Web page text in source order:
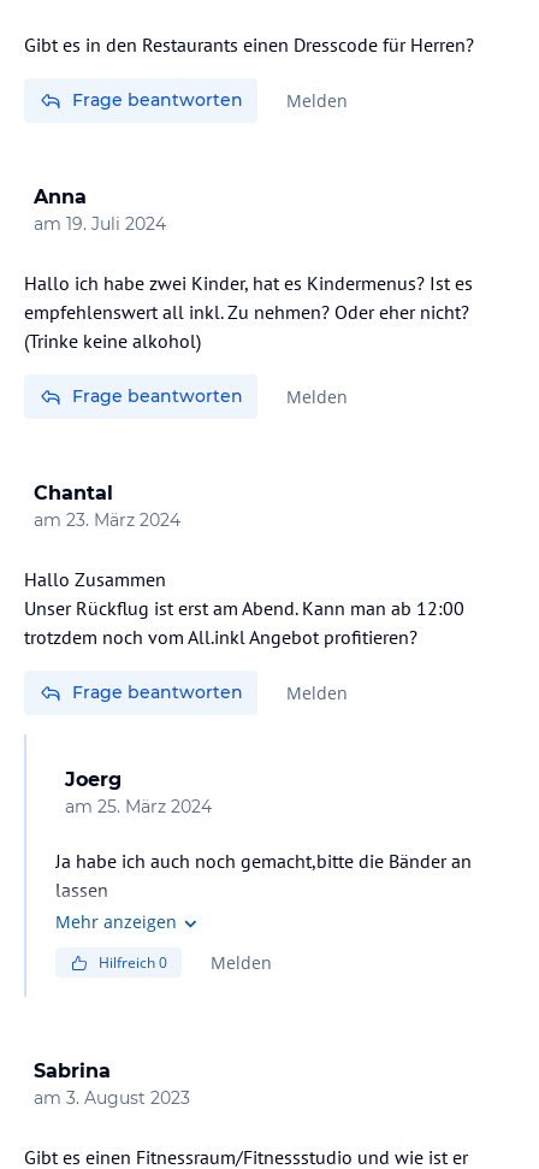
Gibt es in den Restaurants einen Dresscode für Herren?
Frage beantworten Melden
Anna
am 19. Juli 2024
Hallo ich habe zwei Kinder, hat es Kindermenus? Ist es
empfehlenswert all inkl. Zu nehmen? Oder eher nicht?
(Trinke keine alkohol)
Frage beantworten Melden
Chantal
am 23. März 2024
Hallo Zusammen
Unser Rückflug ist erst am Abend. Kann man ab 12:00
trotzdem noch vom All.inkl Angebot profitieren?
Frage beantworten Melden
Joerg
am 25. März 2024
Ja habe ich auch noch gemacht,bitte die Bänder an
lassen
Mehr anzeigen
Hilfreich0 Melden
Sabrina
am 3. August 2023
Gibt es einen Fitnessraum/Fitnessstudio und wie ist er